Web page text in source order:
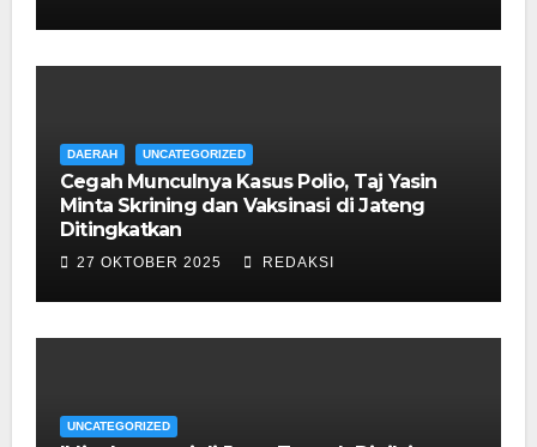
DAERAH UNCATEGORIZED
Cegah Munculnya Kasus Polio, Taj Yasin
Minta Skrining dan Vaksinasi di Jateng
Ditingkatkan
27 OKTOBER 2025 REDAKSI
UNCATEGORIZED